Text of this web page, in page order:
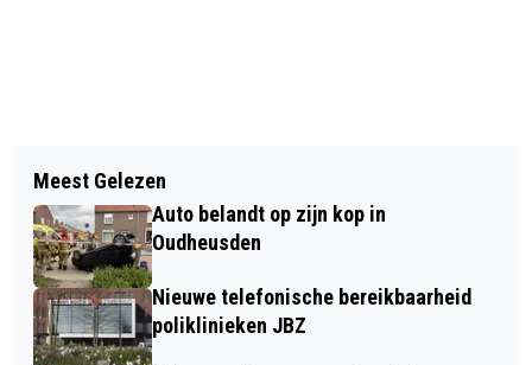
KIKKER, VOORLEZEN EN KNUTSELEN
TIJDENS DE BOEKSTARTDAG 2026
KIENMIDDAG BIJ KBO NIEUWKUIJK
Meest Gelezen
Auto belandt op zijn kop in
Oudheusden
Nieuwe telefonische bereikbaarheid
poliklinieken JBZ